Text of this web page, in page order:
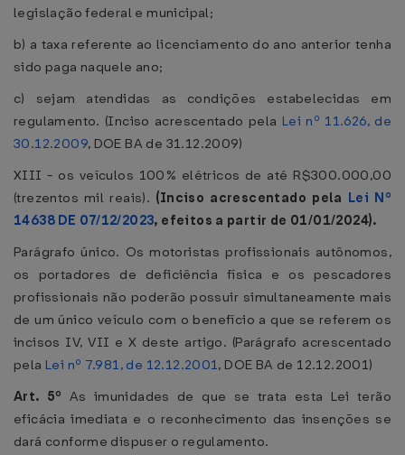
legislação federal e municipal;
b) a taxa referente ao licenciamento do ano anterior tenha
sido paga naquele ano;
c) sejam atendidas as condições estabelecidas em
regulamento. (Inciso acrescentado pela Lei nº 11.626, de
30.12.2009, DOE BA de 31.12.2009)
XIII - os veículos 100% elétricos de até R$300.000,00
(trezentos mil reais). (Inciso acrescentado pela Lei Nº
14638 DE 07/12/2023, efeitos a partir de 01/01/2024).
Parágrafo único. Os motoristas profissionais autônomos,
os portadores de deficiência física e os pescadores
profissionais não poderão possuir simultaneamente mais
de um único veículo com o benefício a que se referem os
incisos IV, VII e X deste artigo. (Parágrafo acrescentado
pela Lei nº 7.981, de 12.12.2001, DOE BA de 12.12.2001)
Art. 5º As imunidades de que se trata esta Lei terão
eficácia imediata e o reconhecimento das insenções se
dará conforme dispuser o regulamento.